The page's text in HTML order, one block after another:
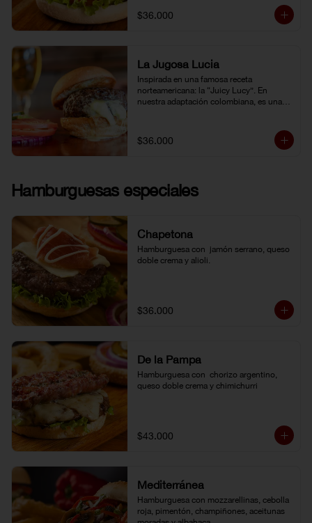
$36.000
La Jugosa Lucia
Inspirada en una famosa receta
norteamericana: la “Juicy Lucy”. En
nuestra adaptación colombiana, es una
sabor.
$36.000
Hamburguesas especiales
Chapetona
Hamburguesa con  jamón serrano, queso
doble crema y alioli.
$36.000
De la Pampa
Hamburguesa con  chorizo argentino,
queso doble crema y chimichurri
$43.000
Mediterránea
Hamburguesa con mozzarellinas, cebolla
roja, pimentón, champiñones, aceitunas